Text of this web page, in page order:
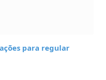
para regular